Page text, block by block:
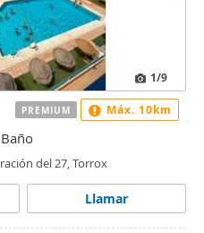
1/9
del 27, Torrox
Llamar
PREMIUM Máx. 10km